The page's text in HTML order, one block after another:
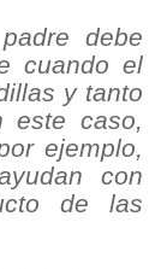
debe
cuando el
y tanto
este caso,
ejemplo,
con
de las